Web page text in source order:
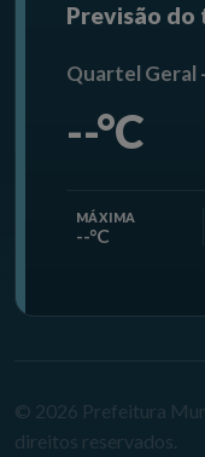
Previsão do
Quartel Geral
--°C
MÁXIMA
--°C
© 2026 Prefeitura
direitos reservados.